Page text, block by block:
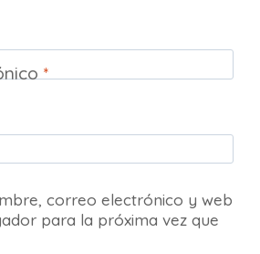
*
correo electrónico y web
para la próxima vez que